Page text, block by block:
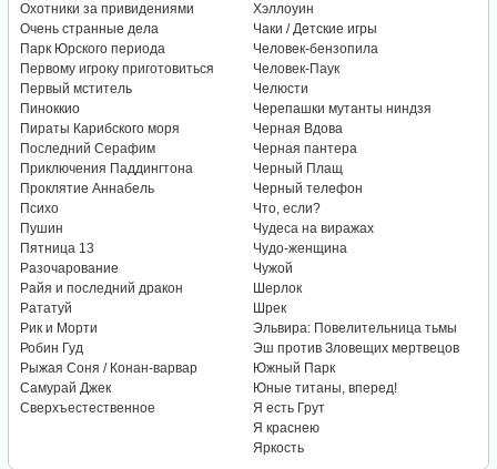
Охотники за привидениями
Очень странные дела
Парк Юрского периода
Первому игроку приготовиться
Первый мститель
Пиноккио
Пираты Карибского моря
Последний Серафим
Приключения Паддингтона
Проклятие Аннабель
Психо
Пушин
Пятница 13
Разочарование
Райя и последний дракон
Рататуй
Рик и Морти
Робин Гуд
Рыжая Соня / Конан-варвар
Самурай Джек
Сверхъестественное
Хэллоуин
Чаки / Детские игры
Человек-бензопила
Человек-Паук
Челюсти
Черепашки мутанты ниндзя
Черная Вдова
Черная пантера
Черный Плащ
Черный телефон
Что, если?
Чудеса на виражах
Чудо-женщина
Чужой
Шерлок
Шрек
Эльвира: Повелительница тьмы
Эш против Зловещих мертвецов
Южный Парк
Юные титаны, вперед!
Я есть Грут
Я краснею
Яркость